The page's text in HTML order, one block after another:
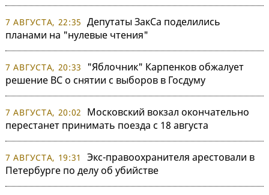
7 АВГУСТА, 22:35 Депутаты ЗакСа поделились
планами на "нулевые чтения"
7 АВГУСТА, 20:33
"Яблочник" Карпенков обжалует
решение ВС о снятии с выборов в Госдуму
7 АВГУСТА, 20:02
Московский вокзал окончательно
перестанет принимать поезда с 18 августа
7 АВГУСТА, 19:31
Экс-правоохранителя арестовали в
Петербурге по делу об убийстве